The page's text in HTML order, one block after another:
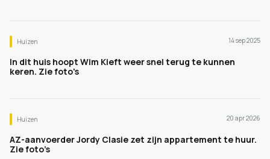
Huizen 14 sep 2025
In dit huis hoopt Wim Kieft weer snel terug te kunnen
keren. Zie foto's
Huizen 20 apr 2026
AZ-aanvoerder Jordy Clasie zet zijn appartement te huur.
Zie foto’s